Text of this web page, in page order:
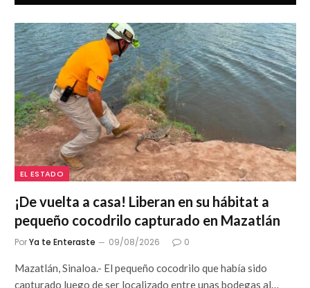
EL ESTADO
¡De vuelta a casa! Liberan en su hábitat a
pequeño cocodrilo capturado en Mazatlán
PorYa te Enteraste 09/08/2026 0
Mazatlán, Sinaloa.- El pequeño cocodrilo que había sido
capturado luego de ser localizado entre unas bodegas al…